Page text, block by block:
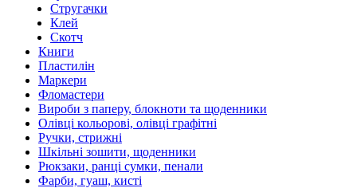
Стругачки
Клей
Скотч
Книги
Пластилін
Маркери
Фломастери
Вироби з паперу, блокноти та щоденники
Олівці кольорові, олівці графітні
Ручки, стрижні
Шкільні зошити, щоденники
Рюкзаки, ранці сумки, пенали
Фарби, гуаш, кисті